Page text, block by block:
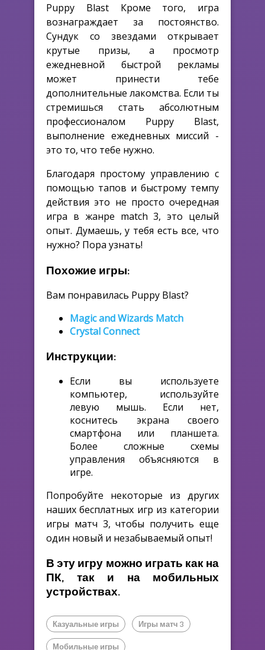
Puppy Blast Кроме того, игра
вознаграждает за постоянство.
Сундук со звездами открывает
крутые призы, а просмотр
ежедневной быстрой рекламы
может принести тебе
дополнительные лакомства. Если ты
стремишься стать абсолютным
профессионалом Puppy Blast,
выполнение ежедневных миссий -
это то, что тебе нужно.
Благодаря простому управлению с
помощью тапов и быстрому темпу
действия это не просто очередная
игра в жанре match 3, это целый
опыт. Думаешь, у тебя есть все, что
нужно? Пора узнать!
Похожие игры:
Вам понравилась Puppy Blast?
Magic and Wizards Match
Crystal Connect
Инструкции:
Если вы используете
компьютер, используйте
левую мышь. Если нет,
коснитесь экрана своего
смартфона или планшета.
Более сложные схемы
управления объясняются в
игре.
Попробуйте некоторые из других
наших бесплатных игр из категории
игры матч 3, чтобы получить еще
один новый и незабываемый опыт!
В эту игру можно играть как на
ПК, так и на мобильных
устройствах.
Казуальные игры Игры матч 3
Мобильные игры